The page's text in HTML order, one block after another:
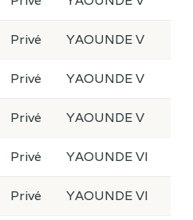
Privé YAOUNDE V
Privé YAOUNDE V
Privé YAOUNDE V
Privé YAOUNDE VI
Privé YAOUNDE VI